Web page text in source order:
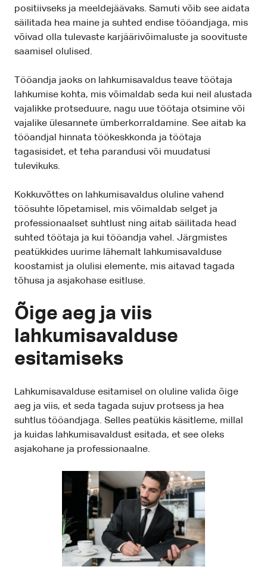
positiivseks ja meeldejäävaks. Samuti võib see aidata
säilitada hea maine ja suhted endise tööandjaga, mis
võivad olla tulevaste karjäärivõimaluste ja soovituste
saamisel olulised.
Tööandja jaoks on lahkumisavaldus teave töötaja
lahkumise kohta, mis võimaldab seda kui neil alustada
vajalikke protseduure, nagu uue töötaja otsimine või
vajalike ülesannete ümberkorraldamine. See aitab ka
tööandjal hinnata töökeskkonda ja töötaja
tagasisidet, et teha parandusi või muudatusi
tulevikuks.
Kokkuvõttes on lahkumisavaldus oluline vahend
töösuhte lõpetamisel, mis võimaldab selget ja
professionaalset suhtlust ning aitab säilitada head
suhted töötaja ja kui tööandja vahel. Järgmistes
peatükkides uurime lähemalt lahkumisavalduse
koostamist ja olulisi elemente, mis aitavad tagada
tõhusa ja asjakohase esitluse.
Õige aeg ja viis
lahkumisavalduse
esitamiseks
Lahkumisavalduse esitamisel on oluline valida õige
aeg ja viis, et seda tagada sujuv protsess ja hea
suhtlus tööandjaga. Selles peatükis käsitleme, millal
ja kuidas lahkumisavaldust esitada, et see oleks
asjakohane ja professionaalne.